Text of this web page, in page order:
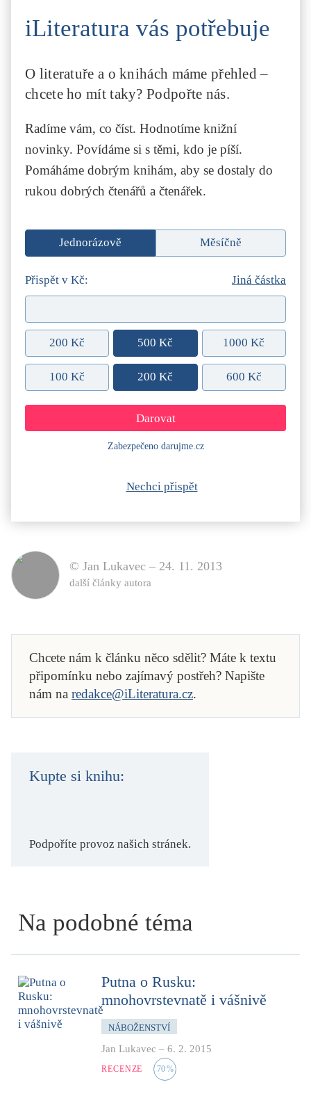
iLiteratura vás potřebuje
O literatuře a o knihách máme přehled –
chcete ho mít taky? Podpořte nás.
Radíme vám, co číst. Hodnotíme knižní
novinky. Povídáme si s těmi, kdo je píší.
Pomáháme dobrým knihám, aby se dostaly do
rukou dobrých čtenářů a čtenářek.
Jednorázově Měsíčně
Přispět v Kč: Jiná částka
200 Kč 500 Kč 1000 Kč
100 Kč 200 Kč 600 Kč
Zabezpečeno darujme.cz
Nechci přispět
© Jan Lukavec – 24. 11. 2013
další články autora
Chcete nám k článku něco sdělit? Máte k textu
připomínku nebo zajímavý postřeh? Napište
nám na redakce@iLiteratura.cz.
Kupte si knihu:
Podpoříte provoz našich stránek.
Na podobné téma
Putna o Rusku:
mnohovrstevnatě i vášnivě
NÁBOŽENSTVÍ
Jan Lukavec – 6. 2. 2015
RECENZE 70%